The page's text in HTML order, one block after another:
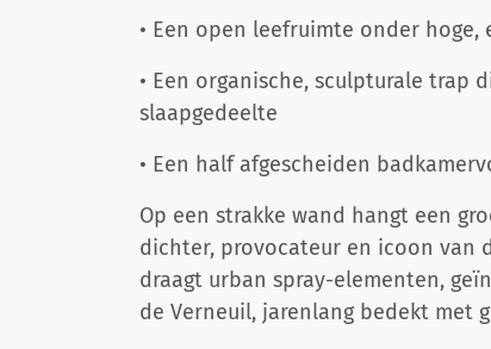
• Een open leefruimte onder hoge,
• Een organische, sculpturale
slaapgedeelte
• Een half afgescheiden
Op een strakke wand hangt een
dichter, provocateur en icoon van
draagt urban spray-elementen,
de Verneuil, jarenlang bedekt met